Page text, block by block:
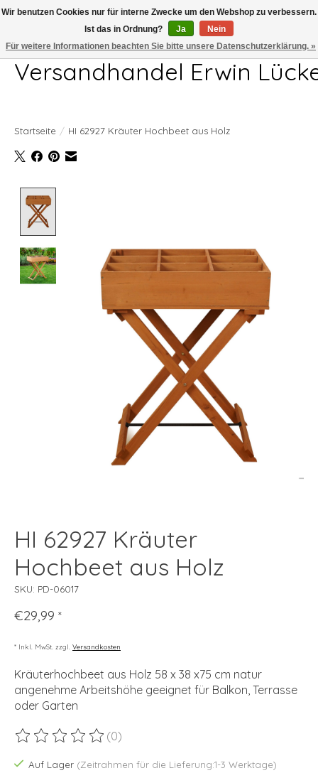
Telefon 04407 715872 MO-DO 7.00-17.00Uhr FR 7.00-13.00Uhr
Versandhandel Erwin
Startseite / HI 62927 Kräuter Hochbeet aus Holz
HI 62927 Kräuter
Hochbeet aus Holz
SKU: PD-06017
€29,99 *
* Inkl. MwSt. zzgl. Versandkosten
Kräuterhochbeet aus Holz 58 x 38 x75 cm natur
angenehme Arbeitshöhe geeignet für Balkon, Terrasse
oder Garten
Die Bewertung dieses Produkts ist
(0)
Auf Lager (Zeitrahmen für die Lieferung:1-3 Werktage)
Wir benutzen Cookies nur für interne Zwecke um den Webshop zu verbessern.
Ist das in Ordnung?
Ja
Nein
Für weitere Informationen beachten Sie bitte unsere Datenschutzerklärung. »